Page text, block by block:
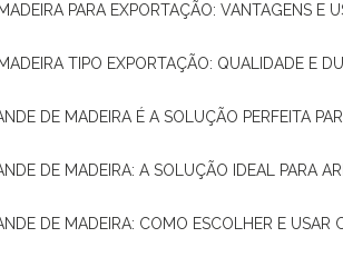
MADEIRA PARA EXPORTAÇÃO: VANTAGENS E
MADEIRA TIPO EXPORTAÇÃO: QUALIDADE E
DE MADEIRA É A SOLUÇÃO PERFEITA
DE MADEIRA: A SOLUÇÃO IDEAL PARA
DE MADEIRA: COMO ESCOLHER E